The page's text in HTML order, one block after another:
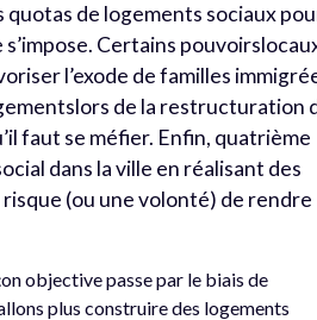
quotas de logements sociaux
Certains
l’exode de familles
de la restructuration
faut se méfier. Enfin, quatrième
dans la ville en réalisant des
(ou une volonté) de rendre
objective passe par le biais de
plus construire des logements